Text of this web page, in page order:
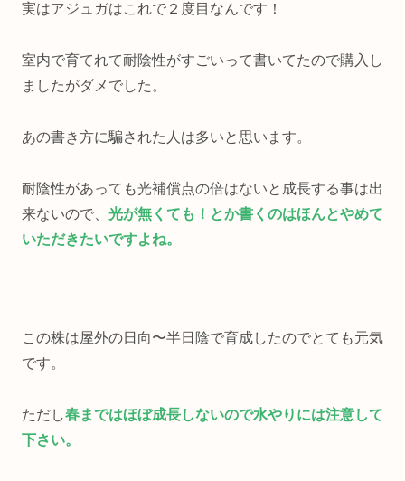
実はアジュガはこれで２度目なんです！
室内で育てれて耐陰性がすごいって書いてたので購入し
ましたがダメでした。
あの書き方に騙された人は多いと思います。
耐陰性があっても光補償点の倍はないと成長する事は出
来ないので、 光が無くても！とか書くのはほんとやめて
いただきたいですよね。
この株は屋外の日向〜半日陰で育成したのでとても元気
です。
ただし春まではほぼ成長しないので水やりには注意して
下さい。